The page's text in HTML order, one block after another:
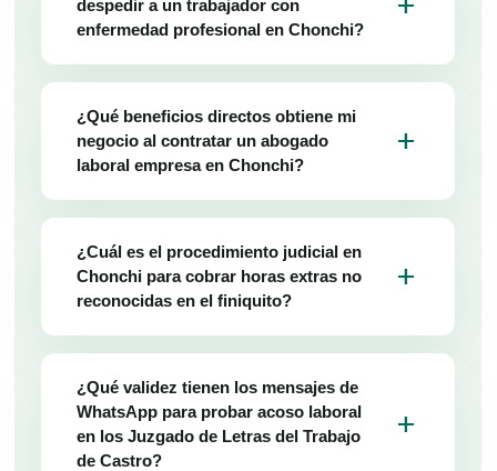
despedir a un trabajador con
enfermedad profesional en Chonchi?
¿Qué beneficios directos obtiene mi
negocio al contratar un abogado
laboral empresa en Chonchi?
add
¿Cuál es el procedimiento judicial en
Chonchi para cobrar horas extras no
reconocidas en el finiquito?
add
¿Qué validez tienen los mensajes de
WhatsApp para probar acoso laboral
en los Juzgado de Letras del Trabajo
de Castro?
add